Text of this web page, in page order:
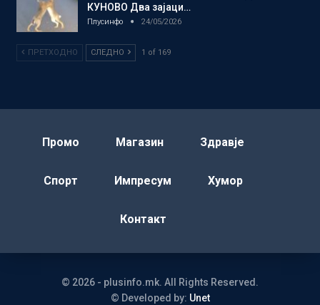
КУНОВО Два зајаци…
Плусинфо 24/05/2026
ПРЕТХОДНО СЛЕДНО 1 of 169
Промо Магазин Здравје
Спорт Импресум Хумор
Контакт
© 2026 - plusinfo.mk. All Rights Reserved.
© Developed by: Unet